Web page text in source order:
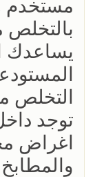
مستخدم
بالتخلص
يساعدك
التخلص
توجد
اغراض